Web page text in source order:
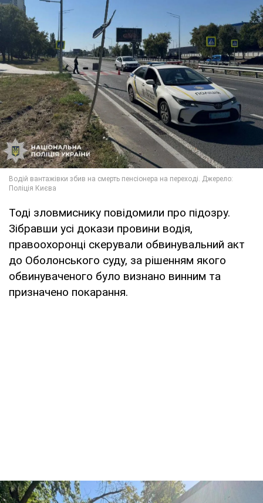
Тоді зловмиснику повідомили про підозру.
Зібравши усі докази провини водія,
правоохоронці скерували обвинувальний акт
до Оболонського суду, за рішенням якого
обвинуваченого було визнано винним та
призначено покарання.